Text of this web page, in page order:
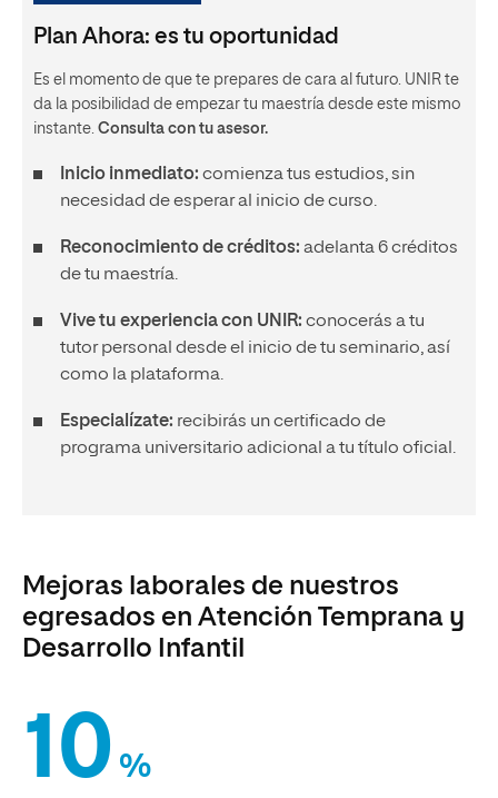
Plan Ahora: es tu oportunidad
Es el momento de que te prepares de cara al futuro. UNIR te
da la posibilidad de empezar tu maestría desde este mismo
instante. Consulta con tu asesor.
Inicio inmediato: comienza tus estudios, sin
necesidad de esperar al inicio de curso.
Reconocimiento de créditos: adelanta 6 créditos
de tu maestría.
Vive tu experiencia con UNIR: conocerás a tu
tutor personal desde el inicio de tu seminario, así
como la plataforma.
Especialízate: recibirás un certificado de
programa universitario adicional a tu título oficial.
Mejoras laborales de nuestros
egresados en Atención Temprana y
Desarrollo Infantil
10 %